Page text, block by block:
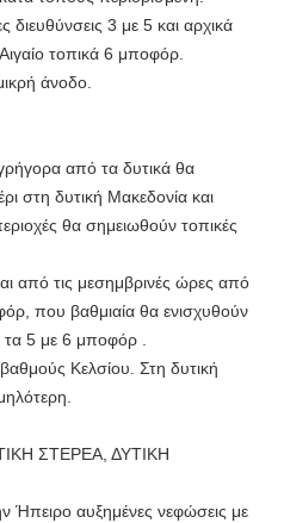
διευθύνσεις 3 με 5 και αρχικά
τοπικά 6 μποφόρ.
άνοδο.
από τα δυτικά θα
στη δυτική Μακεδονία και
θα σημειωθούν τοπικές
από τις μεσημβρινές ώρες από
που βαθμιαία θα ενισχυθούν
τα 5 με 6 μποφόρ .
Κελσίου. Στη δυτική
ΣΤΕΡΕΑ, ΔΥΤΙΚΗ
Ήπειρο αυξημένες νεφώσεις με